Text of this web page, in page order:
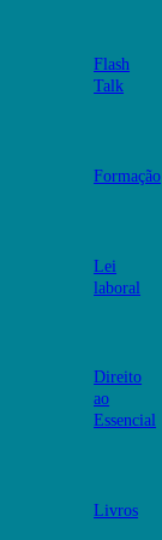
Flash
Talk
Formação
Lei
laboral
Direito
ao
Essencial
Livros